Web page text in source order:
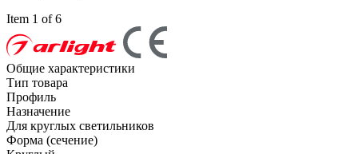
Item 1 of 6
Общие характеристики
Тип товара
Профиль
Назначение
Для круглых светильников
Форма (сечение)